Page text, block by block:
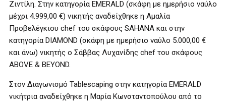
Ζιντίλη. Στην κατηγορία EMERALD (σκάφη με ημερήσιο ναύλο
μέχρι 4.999,00 €) νικητής αναδείχθηκε η Αμαλία
Προβελέγκιου chef του σκάφους SAHANA και στην
κατηγορία DIAMOND (σκάφη με ημερήσιο ναύλο 5.000,00 €
και άνω) νικητής ο Σάββας Λυχανίδης chef του σκάφους
ABOVE & BEYOND.
Στον Διαγωνισμό Tablescaping στην κατηγορία EMERALD
νικήτρια αναδείχθηκε η Μαρία Κωνσταντοπούλου από το